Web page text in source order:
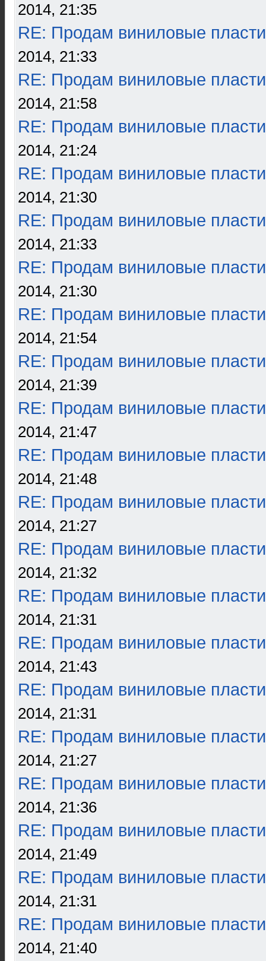
2014, 21:35
RE: Продам виниловые
2014, 21:33
RE: Продам виниловые
2014, 21:58
RE: Продам виниловые
2014, 21:24
RE: Продам виниловые
2014, 21:30
RE: Продам виниловые
2014, 21:33
RE: Продам виниловые
2014, 21:30
RE: Продам виниловые
2014, 21:54
RE: Продам виниловые
2014, 21:39
RE: Продам виниловые
2014, 21:47
RE: Продам виниловые
2014, 21:48
RE: Продам виниловые
2014, 21:27
RE: Продам виниловые
2014, 21:32
RE: Продам виниловые
2014, 21:31
RE: Продам виниловые
2014, 21:43
RE: Продам виниловые
2014, 21:31
RE: Продам виниловые
2014, 21:27
RE: Продам виниловые
2014, 21:36
RE: Продам виниловые
2014, 21:49
RE: Продам виниловые
2014, 21:31
RE: Продам виниловые
2014, 21:40